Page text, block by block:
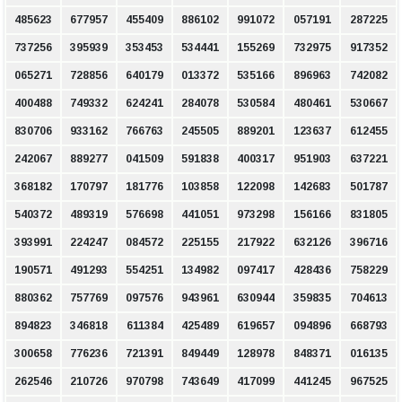
485623 677957 455409 886102 991072 057191 287225
737256 395939 353453 534441 155269 732975 917352
065271 728856 640179 013372 535166 896963 742082
400488 749332 624241 284078 530584 480461 530667
830706 933162 766763 245505 889201 123637 612455
242067 889277 041509 591838 400317 951903 637221
368182 170797 181776 103858 122098 142683 501787
540372 489319 576698 441051 973298 156166 831805
393991 224247 084572 225155 217922 632126 396716
190571 491293 554251 134982 097417 428436 758229
880362 757769 097576 943961 630944 359835 704613
894823 346818 611384 425489 619657 094896 668793
300658 776236 721391 849449 128978 848371 016135
262546 210726 970798 743649 417099 441245 967525